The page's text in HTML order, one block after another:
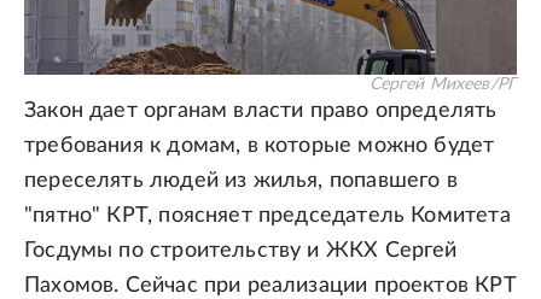
Сергей Михеев/РГ
Закон дает органам власти право определять
требования к домам, в которые можно будет
переселять людей из жилья, попавшего в
"пятно" КРТ, поясняет председатель Комитета
Госдумы по строительству и ЖКХ Сергей
Пахомов. Сейчас при реализации проектов КРТ